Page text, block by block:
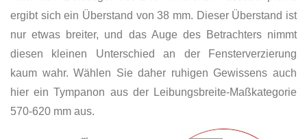
ergibt sich ein Überstand von 38 mm. Dieser Überstand ist
nur etwas breiter, und das Auge des Betrachters nimmt
diesen kleinen Unterschied an der Fensterverzierung
kaum wahr. Wählen Sie daher ruhigen Gewissens auch
hier ein Tympanon aus der Leibungsbreite-Maßkategorie
570-620 mm aus.